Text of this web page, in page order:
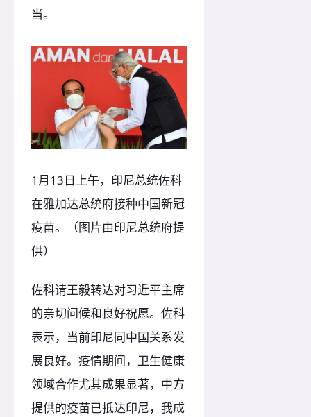
当。
1月13日上午，印尼总统佐科
在雅加达总统府接种中国新冠
疫苗。（图片由印尼总统府提
供）
佐科请王毅转达对习近平主席
的亲切问候和良好祝愿。佐科
表示，当前印尼同中国关系发
展良好。疫情期间，卫生健康
领域合作尤其成果显著，中方
提供的疫苗已抵达印尼，我成